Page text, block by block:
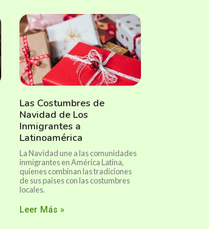
Las Costumbres de
Navidad de Los
Inmigrantes a
Latinoamérica
La Navidad une a las comunidades
inmigrantes en América Latina,
quienes combinan las tradiciones
de sus países con las costumbres
locales.
Leer Más »